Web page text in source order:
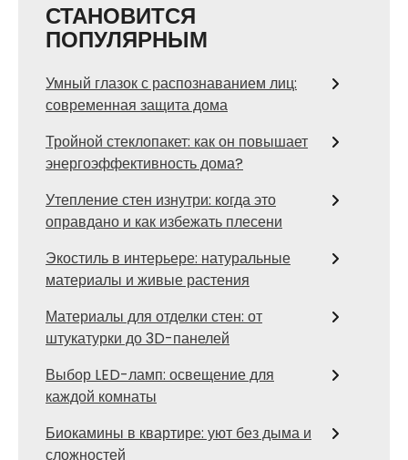
СТАНОВИТСЯ
ПОПУЛЯРНЫМ
Умный глазок с распознаванием лиц:
современная защита дома
Тройной стеклопакет: как он повышает
энергоэффективность дома?
Утепление стен изнутри: когда это
оправдано и как избежать плесени
Экостиль в интерьере: натуральные
материалы и живые растения
Материалы для отделки стен: от
штукатурки до 3D-панелей
Выбор LED-ламп: освещение для
каждой комнаты
Биокамины в квартире: уют без дыма и
сложностей